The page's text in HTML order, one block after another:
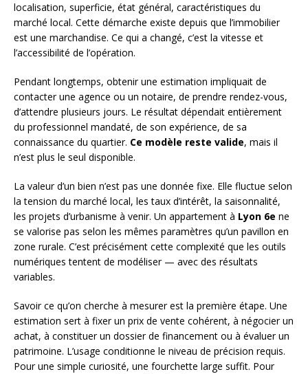
localisation, superficie, état général, caractéristiques du
marché local. Cette démarche existe depuis que l’immobilier
est une marchandise. Ce qui a changé, c’est la vitesse et
l’accessibilité de l’opération.
Pendant longtemps, obtenir une estimation impliquait de
contacter une agence ou un notaire, de prendre rendez-vous,
d’attendre plusieurs jours. Le résultat dépendait entièrement
du professionnel mandaté, de son expérience, de sa
connaissance du quartier. Ce modèle reste valide, mais il
n’est plus le seul disponible.
La valeur d’un bien n’est pas une donnée fixe. Elle fluctue selon
la tension du marché local, les taux d’intérêt, la saisonnalité,
les projets d’urbanisme à venir. Un appartement à Lyon 6e ne
se valorise pas selon les mêmes paramètres qu’un pavillon en
zone rurale. C’est précisément cette complexité que les outils
numériques tentent de modéliser — avec des résultats
variables.
Savoir ce qu’on cherche à mesurer est la première étape. Une
estimation sert à fixer un prix de vente cohérent, à négocier un
achat, à constituer un dossier de financement ou à évaluer un
patrimoine. L’usage conditionne le niveau de précision requis.
Pour une simple curiosité, une fourchette large suffit. Pour